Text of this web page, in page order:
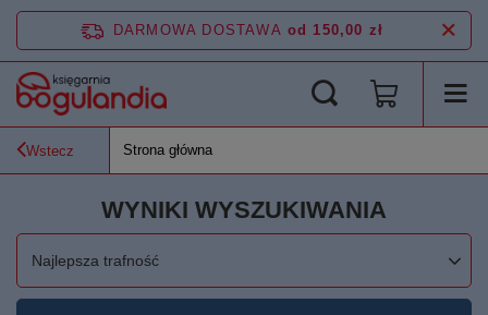
DARMOWA DOSTAWA od 150,00 zł
Wstecz Strona główna
WYNIKI WYSZUKIWANIA
Zmień sortowanie
Najlepsza trafność